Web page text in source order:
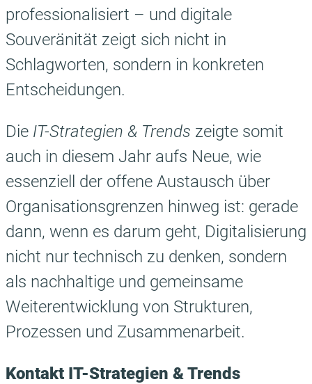
professionalisiert – und digitale
Souveränität zeigt sich nicht in
Schlagworten, sondern in konkreten
Entscheidungen.
Die IT-Strategien & Trends zeigte somit
auch in diesem Jahr aufs Neue, wie
essenziell der offene Austausch über
Organisationsgrenzen hinweg ist: gerade
dann, wenn es darum geht, Digitalisierung
nicht nur technisch zu denken, sondern
als nachhaltige und gemeinsame
Weiterentwicklung von Strukturen,
Prozessen und Zusammenarbeit.
Kontakt IT-Strategien & Trends